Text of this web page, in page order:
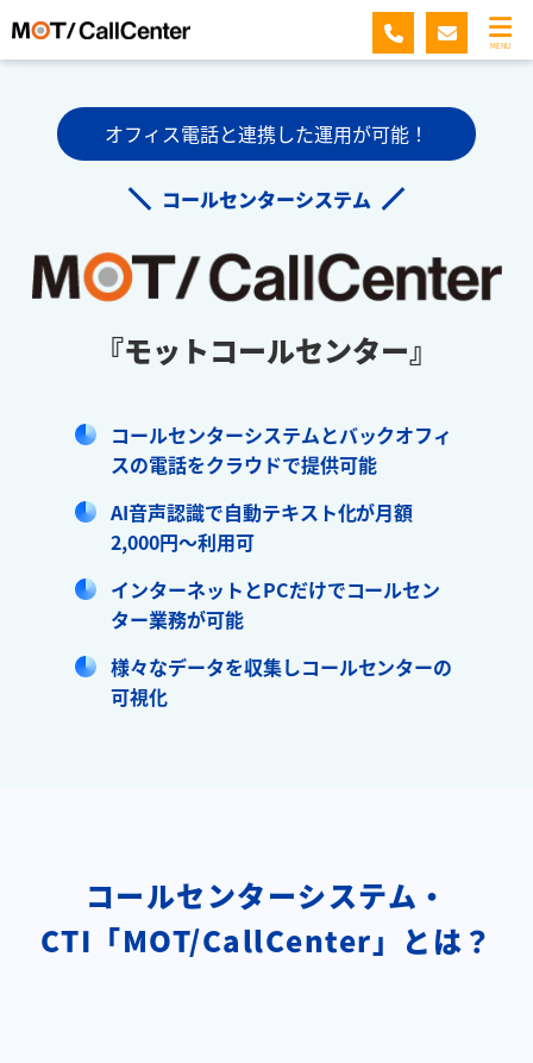
MENU
オフィス電話と連携した運用が可能！
コールセンターシステム
『モットコールセンター』
コールセンターシステムとバックオフィ
スの電話をクラウドで提供可能
AI音声認識で自動テキスト化が月額
2,000円～利用可
インターネットとPCだけでコールセン
ター業務が可能
様々なデータを収集しコールセンターの
可視化
コールセンターシステム・
CTI「MOT/CallCenter」とは？